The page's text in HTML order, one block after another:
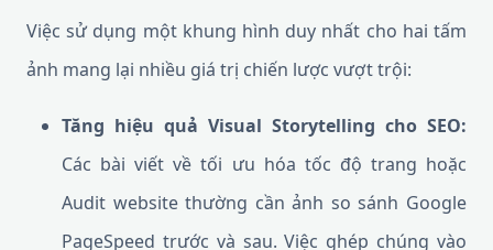
Việc sử dụng một khung hình duy nhất cho hai tấm
ảnh mang lại nhiều giá trị chiến lược vượt trội:
Tăng hiệu quả Visual Storytelling cho SEO:
Các bài viết về tối ưu hóa tốc độ trang hoặc
Audit website thường cần ảnh so sánh Google
PageSpeed trước và sau. Việc ghép chúng vào